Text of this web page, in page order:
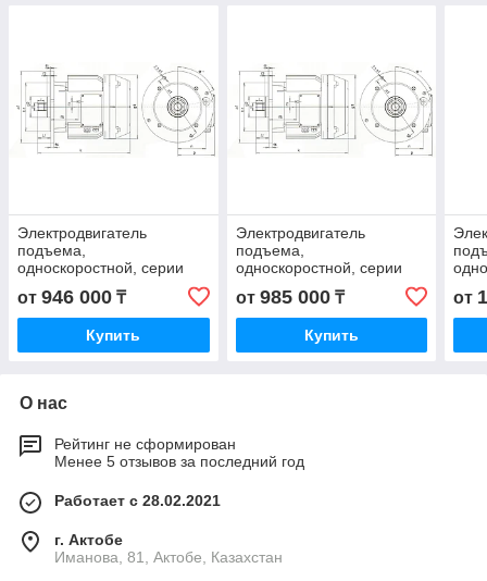
Электродвигатель
подъема,
односкоростной, серии
VAT, HVAT КВЕ 2002-6
от 946 000 ₸
Купить
Электродвигатель
подъема,
односкоростной, серии
VAT, HVAT КВЕ 3002-6
от 985 000₸
Купить
от
О нас
Рейтинг не сформирован
Менее 5 отзывов за последний год
Работает с 28.02.2021
г. Актобе
Иманова, 81, Актобе, Казахстан